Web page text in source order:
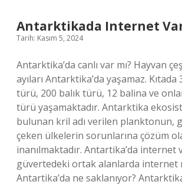
Antarktikada Internet Var
Tarih: Kasım 5, 2024
Antarktika’da canlı var mı? Hayvan
ayıları Antarktika’da yaşamaz.
türü, 200 balık türü, 12 balina ve
türü yaşamaktadır. Antarktika
bulunan kril adı verilen planktonun,
çeken ülkelerin sorunlarına çözüm
inanılmaktadır. Antartika’da internet
güvertedeki ortak alanlarda internet
Antartika’da ne saklanıyor?